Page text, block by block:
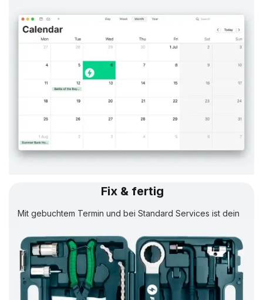
Fix & fertig
Mit gebuchtem Termin und bei Standard Services ist dein